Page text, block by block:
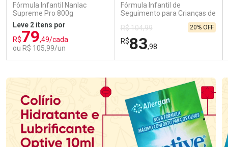
Fórmula Infantil Nanlac
Supreme Pro 800g
Leve 2 itens por
R$79,49/cada
ou R$ 105,99/un
Fórmula Infantil de
Seguimento para Crianças de
Primeira Infância Nestonutri
2 Unidades de 800g cada
R$ 104,99
R$83,98
20% OFF
Laboratório
Por Menos